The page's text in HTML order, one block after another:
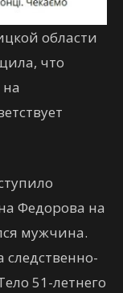
области
что
Федорова на
мужчина.
51-летнего